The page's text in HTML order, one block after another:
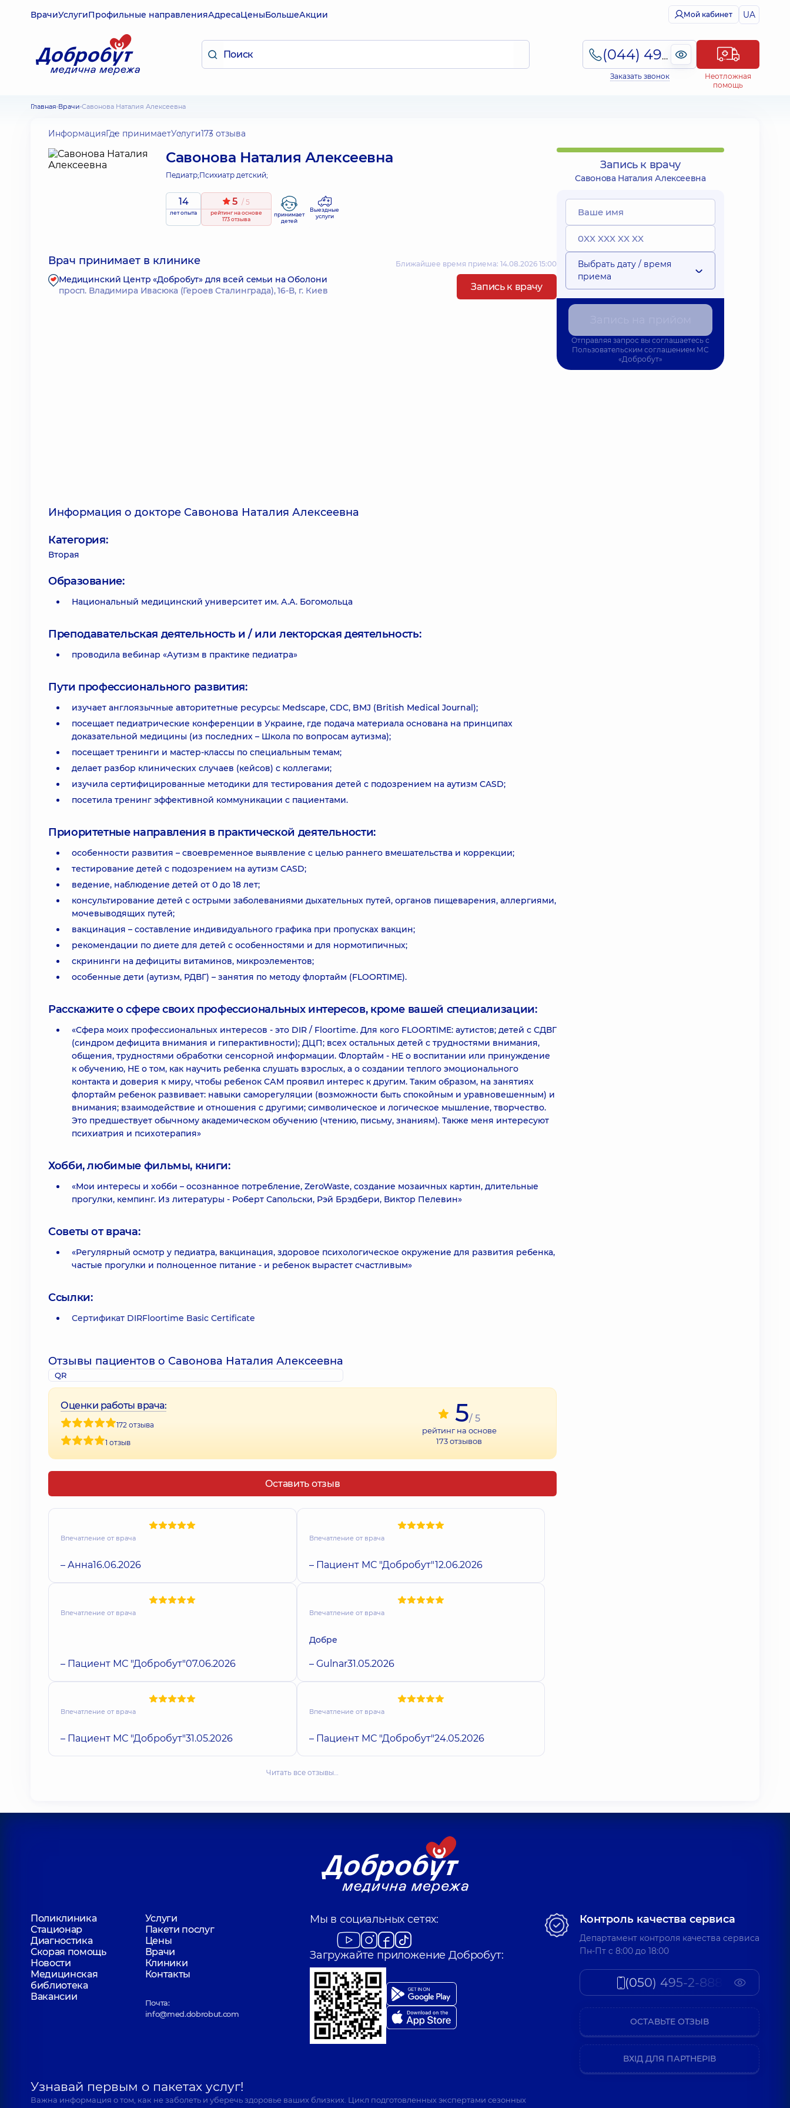
ВрачиУслугиПрофильные направленияАдресаЦеныБольшеАкции Мой кабинет UA
(044) 495-2-888
Заказать звонок
Неотложная
помощь
Главная Врачи Савонова Наталия Алексеевна
ИнформацияГде принимаетУслуги173 отзыва
Савонова Наталия Алексеевна
Педиатр;Психиатр детский;
14
лет опыта
5 / 5
рейтингна основе
173 отзыва
принимает
детей
Выездные
услуги
Врач принимает в клинике Ближайшее время приема: 14.08.2026 15:00
Медицинский Центр «Добробут» для всей семьи на Оболони
просп. Владимира Ивасюка (Героев Сталинграда), 16-В, г. Киев
Запись к врачу
Информация о докторе Савонова Наталия Алексеевна
Категория:
Вторая
Образование:
Национальный медицинский университет им. А.А. Богомольца
Преподавательская деятельность и / или лекторская деятельность:
проводила вебинар «Аутизм в практике педиатра»
Пути профессионального развития:
изучает англоязычные авторитетные ресурсы: Medscape, CDC, BMJ (British Medical Journal);
посещает педиатрические конференции в Украине, где подача материала основана на принципах
доказательной медицины (из последних – Школа по вопросам аутизма);
посещает тренинги и мастер-классы по специальным темам;
делает разбор клинических случаев (кейсов) с коллегами;
изучила сертифицированные методики для тестирования детей с подозрением на аутизм CASD;
посетила тренинг эффективной коммуникации с пациентами.
Приоритетные направления в практической деятельности:
особенности развития – своевременное выявление с целью раннего вмешательства и коррекции;
тестирование детей с подозрением на аутизм CASD;
ведение, наблюдение детей от 0 до 18 лет;
консультирование детей с острыми заболеваниями дыхательных путей, органов пищеварения, аллергиями,
мочевыводящих путей;
вакцинация – составление индивидуального графика при пропусках вакцин;
рекомендации по диете для детей с особенностями и для нормотипичных;
скрининги на дефициты витаминов, микроэлементов;
особенные дети (аутизм, РДВГ) – занятия по методу флортайм (FLOORTIME).
Расскажите о сфере своих профессиональных интересов, кроме вашей специализации:
«Сфера моих профессиональных интересов - это DIR / Floortime. Для кого FLOORTIME: аутистов; детей с СДВГ
(синдром дефицита внимания и гиперактивности); ДЦП; всех остальных детей с трудностями внимания,
общения, трудностями обработки сенсорной информации. Флортайм - НЕ о воспитании или принуждение
к обучению, НЕ о том, как научить ребенка слушать взрослых, а о создании теплого эмоционального
контакта и доверия к миру, чтобы ребенок САМ проявил интерес к другим. Таким образом, на занятиях
флортайм ребенок развивает: навыки саморегуляции (возможности быть спокойным и уравновешенным) и
внимания; взаимодействие и отношения с другими; символическое и логическое мышление, творчество.
Это предшествует обычному академическом обучению (чтению, письму, знаниям). Также меня интересуют
психиатрия и психотерапия»
Хобби, любимые фильмы, книги:
«Мои интересы и хобби – осознанное потребление, ZeroWaste, создание мозаичных картин, длительные
прогулки, кемпинг. Из литературы - Роберт Сапольски, Рэй Брэдбери, Виктор Пелевин»
Советы от врача:
«Регулярный осмотр у педиатра, вакцинация, здоровое психологическое окружение для развития ребенка,
частые прогулки и полноценное питание - и ребенок вырастет счастливым»
Ссылки:
Сертификат DIRFloortime Basic Certificate
Отзывы пациентов о Савонова Наталия Алексеевна
QR
Оценки работы врача:
172 отзыва
1 отзыв
5/ 5
рейтинг на основе
173отзывов
Оставить отзыв
Впечатление от врача
– Анна16.06.2026
Впечатление от врача
– Пациент МС "Добробут"12.06.2026
Впечатление от врача
– Пациент МС "Добробут"07.06.2026
Впечатление от врача
Добре
– Gulnar31.05.2026
Впечатление от врача
– Пациент МС "Добробут"31.05.2026
Впечатление от врача
– Пациент МС "Добробут"24.05.2026
Читать все отзывы…
Запись к врачу
Савонова Наталия Алексеевна
Выбрать дату / время
приема
Отправляя запрос вы соглашаетесь с
Пользовательским соглашением МС
«Добробут»
Поликлиника
Услуги
Стационар
Пакети послуг
Диагностика
Цены
Скорая помощь
Врачи
Новости
Клиники
Медицинская
библиотека
Контакты
Вакансии
Почта:
info@med.dobrobut.com
Мы в социальных сетях:
Загружайте приложение Добробут:
Узнавай первым о пакетах услуг!
Важна информация о том, как не заболеть и уберечь здоровье ваших близких. Цикл подготовленных экспертами сезонных
Контроль качества сервиса
Департамент контроля качества сервиса
Пн-Пт c 8:00 до 18:00
(050) 495-2-888
ОСТАВЬТЕ ОТЗЫВ
ВХІД ДЛЯ ПАРТНЕРІВ